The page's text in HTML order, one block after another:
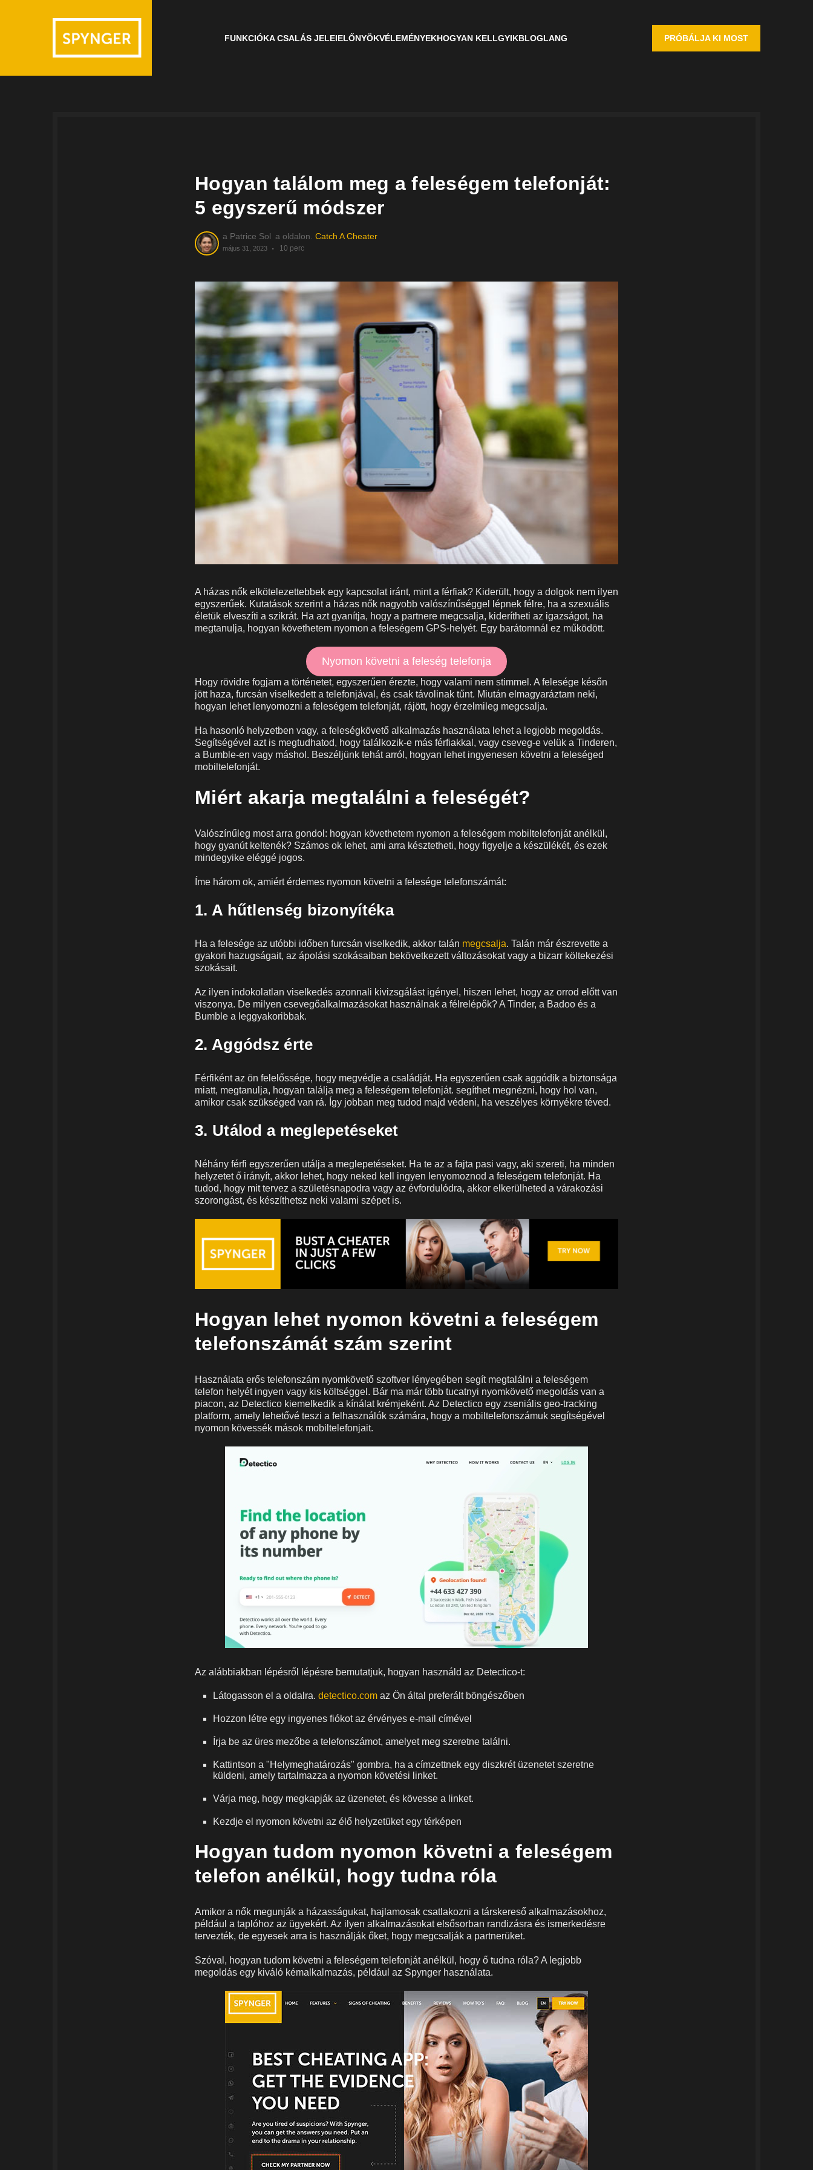
FUNKCIÓKA CSALÁS JELEIELŐNYÖKVÉLEMÉNYEKHOGYAN KELLGYIKBLOGLANG PRÓBÁLJA KI MOST
Hogyan találom meg a feleségem telefonját:
5 egyszerű módszer
a Patrice Sol a oldalon. Catch A Cheater
május 31, 2023 10 perc
A házas nők elkötelezettebbek egy kapcsolat iránt, mint a férfiak? Kiderült, hogy a dolgok nem ilyen
egyszerűek. Kutatások szerint a házas nők nagyobb valószínűséggel lépnek félre, ha a szexuális
életük elveszíti a szikrát. Ha azt gyanítja, hogy a partnere megcsalja, kiderítheti az igazságot, ha
megtanulja, hogyan követhetem nyomon a feleségem GPS-helyét. Egy barátomnál ez működött.
Nyomon követni a feleség telefonja
Hogy rövidre fogjam a történetet, egyszerűen érezte, hogy valami nem stimmel. A felesége későn
jött haza, furcsán viselkedett a telefonjával, és csak távolinak tűnt. Miután elmagyaráztam neki,
hogyan lehet lenyomozni a feleségem telefonját, rájött, hogy érzelmileg megcsalja.
Ha hasonló helyzetben vagy, a feleségkövető alkalmazás használata lehet a legjobb megoldás.
Segítségével azt is megtudhatod, hogy találkozik-e más férfiakkal, vagy cseveg-e velük a Tinderen,
a Bumble-en vagy máshol. Beszéljünk tehát arról, hogyan lehet ingyenesen követni a feleséged
mobiltelefonját.
Miért akarja megtalálni a feleségét?
Valószínűleg most arra gondol: hogyan követhetem nyomon a feleségem mobiltelefonját anélkül,
hogy gyanút keltenék? Számos ok lehet, ami arra késztetheti, hogy figyelje a készülékét, és ezek
mindegyike eléggé jogos.
Íme három ok, amiért érdemes nyomon követni a felesége telefonszámát:
1. A hűtlenség bizonyítéka
Ha a felesége az utóbbi időben furcsán viselkedik, akkor talán megcsalja. Talán már észrevette a
gyakori hazugságait, az ápolási szokásaiban bekövetkezett változásokat vagy a bizarr költekezési
szokásait.
Az ilyen indokolatlan viselkedés azonnali kivizsgálást igényel, hiszen lehet, hogy az orrod előtt van
viszonya. De milyen csevegőalkalmazásokat használnak a félrelépők? A Tinder, a Badoo és a
Bumble a leggyakoribbak.
2. Aggódsz érte
Férfiként az ön felelőssége, hogy megvédje a családját. Ha egyszerűen csak aggódik a biztonsága
miatt, megtanulja, hogyan találja meg a feleségem telefonját. segíthet megnézni, hogy hol van,
amikor csak szükséged van rá. Így jobban meg tudod majd védeni, ha veszélyes környékre téved.
3. Utálod a meglepetéseket
Néhány férfi egyszerűen utálja a meglepetéseket. Ha te az a fajta pasi vagy, aki szereti, ha minden
helyzetet ő irányít, akkor lehet, hogy neked kell ingyen lenyomoznod a feleségem telefonját. Ha
tudod, hogy mit tervez a születésnapodra vagy az évfordulódra, akkor elkerülheted a várakozási
szorongást, és készíthetsz neki valami szépet is.
Hogyan lehet nyomon követni a feleségem
telefonszámát szám szerint
Használata erős telefonszám nyomkövető szoftver lényegében segít megtalálni a feleségem
telefon helyét ingyen vagy kis költséggel. Bár ma már több tucatnyi nyomkövető megoldás van a
piacon, az Detectico kiemelkedik a kínálat krémjeként. Az Detectico egy zseniális geo-tracking
platform, amely lehetővé teszi a felhasználók számára, hogy a mobiltelefonszámuk segítségével
nyomon kövessék mások mobiltelefonjait.
Az alábbiakban lépésről lépésre bemutatjuk, hogyan használd az Detectico-t:
Látogasson el a oldalra. detectico.com az Ön által preferált böngészőben
Hozzon létre egy ingyenes fiókot az érvényes e-mail címével
Írja be az üres mezőbe a telefonszámot, amelyet meg szeretne találni.
Kattintson a "Helymeghatározás" gombra, ha a címzettnek egy diszkrét üzenetet szeretne
küldeni, amely tartalmazza a nyomon követési linket.
Várja meg, hogy megkapják az üzenetet, és kövesse a linket.
Kezdje el nyomon követni az élő helyzetüket egy térképen
Hogyan tudom nyomon követni a feleségem
telefon anélkül, hogy tudna róla
Amikor a nők megunják a házasságukat, hajlamosak csatlakozni a társkereső alkalmazásokhoz,
például a taplóhoz az ügyekért. Az ilyen alkalmazásokat elsősorban randizásra és ismerkedésre
tervezték, de egyesek arra is használják őket, hogy megcsalják a partnerüket.
Szóval, hogyan tudom követni a feleségem telefonját anélkül, hogy ő tudna róla? A legjobb
megoldás egy kiváló kémalkalmazás, például az Spynger használata.